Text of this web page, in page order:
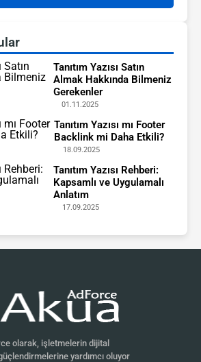
Tanıtım Yazısı Satın
Almak Hakkında Bilmeniz
Gerekenler
01.11.2025
Tanıtım Yazısı mı Footer
Backlink mi Daha Etkili?
18.09.2025
Tanıtım Yazısı Rehberi:
Kapsamlı ve Uygulamalı
Anlatım
17.09.2025
olarak, işletmelerin dijital
yardımcı oluyor